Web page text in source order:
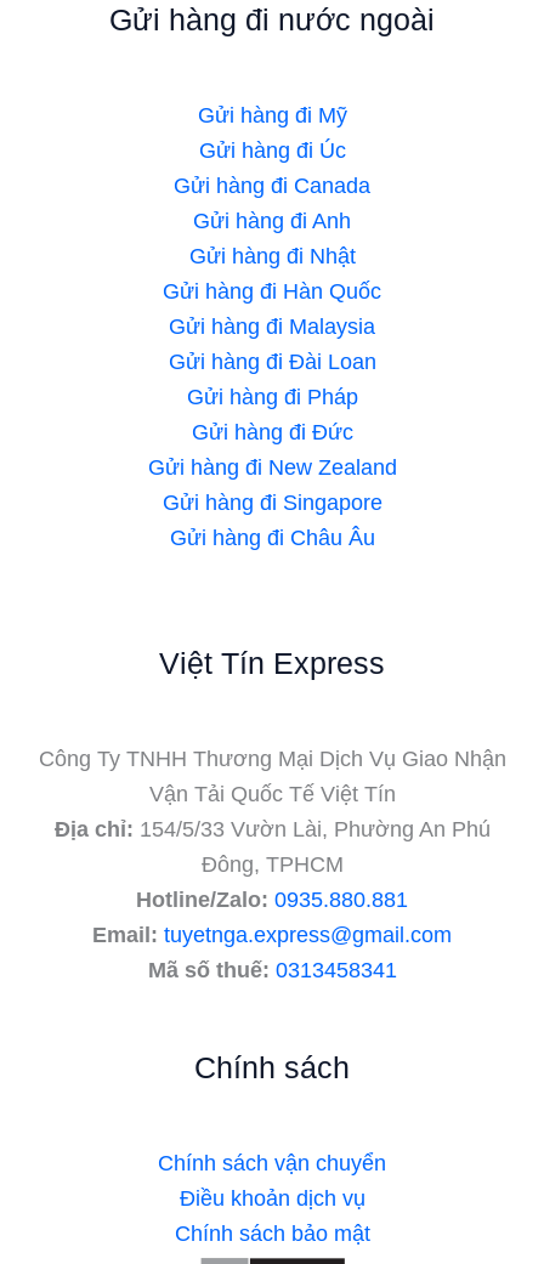
Gửi hàng đi nước ngoài
Gửi hàng đi Mỹ
Gửi hàng đi Úc
Gửi hàng đi Canada
Gửi hàng đi Anh
Gửi hàng đi Nhật
Gửi hàng đi Hàn Quốc
Gửi hàng đi Malaysia
Gửi hàng đi Đài Loan
Gửi hàng đi Pháp
Gửi hàng đi Đức
Gửi hàng đi New Zealand
Gửi hàng đi Singapore
Gửi hàng đi Châu Âu
Việt Tín Express
Công Ty TNHH Thương Mại Dịch Vụ Giao Nhận
Vận Tải Quốc Tế Việt Tín
Địa chỉ: 154/5/33 Vườn Lài, Phường An Phú
Đông, TPHCM
Hotline/Zalo: 0935.880.881
Email: tuyetnga.express@gmail.com
Mã số thuế: 0313458341
Chính sách
Chính sách vận chuyển
Điều khoản dịch vụ
Chính sách bảo mật